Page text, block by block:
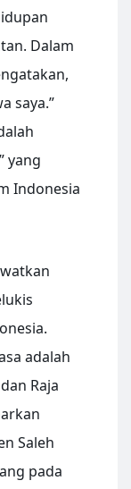
Dalam
saya.”
yang
Indonesia
adalah
Raja
Saleh
pada